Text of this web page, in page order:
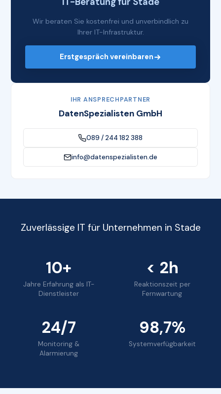
Wir beraten Sie kostenfrei und unverbindlich zu
Ihrer IT-Infrastruktur.
Erstgespräch vereinbaren
IHR ANSPRECHPARTNER
DatenSpezialisten GmbH
089 / 244 182 388
info@datenspezialisten.de
Zuverlässige IT für Unternehmen in Stade
10+
Jahre Erfahrung als IT-
Dienstleister
< 2h
Reaktionszeit per
Fernwartung
24/7
Monitoring &
Alarmierung
98,7%
Systemverfügbarkeit